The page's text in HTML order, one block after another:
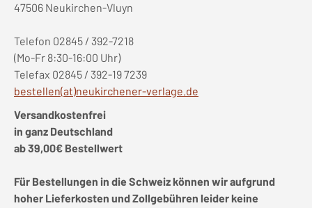
47506 Neukirchen-Vluyn
Telefon 02845 / 392-7218
(Mo-Fr 8:30-16:00 Uhr)
Telefax 02845 / 392-19 7239
bestellen(at)neukirchener-verlage.de
Versandkostenfrei
in ganz Deutschland
ab 39,00€ Bestellwert
Für Bestellungen in die Schweiz können wir aufgrund
hoher Lieferkosten und Zollgebühren leider keine